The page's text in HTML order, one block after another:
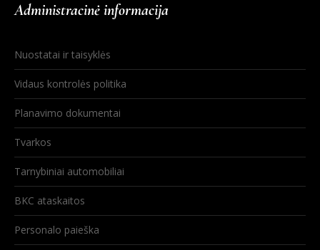
Administracinė informacija
Nuostatai ir taisyklės
Vidaus kontrolės politika
Planavimo dokumentai
Tvarkos
Tarnybiniai automobiliai
BKC ataskaitos
Personalo paieška